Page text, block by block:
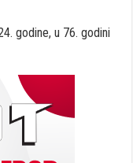
godine, u 76. godini